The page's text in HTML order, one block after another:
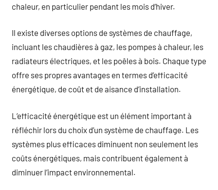
chaleur, en particulier pendant les mois d’hiver.
Il existe diverses options de systèmes de chauffage,
incluant les chaudières à gaz, les pompes à chaleur, les
radiateurs électriques, et les poêles à bois. Chaque type
offre ses propres avantages en termes d’efficacité
énergétique, de coût et de aisance d’installation.
L’efficacité énergétique est un élément important à
réfléchir lors du choix d’un système de chauffage. Les
systèmes plus efficaces diminuent non seulement les
coûts énergétiques, mais contribuent également à
diminuer l’impact environnemental.